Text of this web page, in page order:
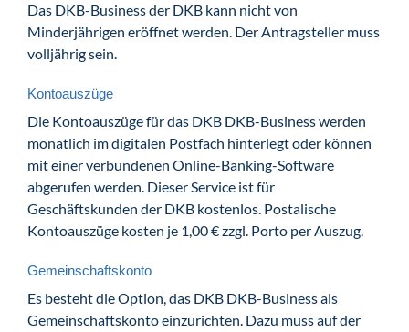
Das DKB-Business der DKB kann nicht von
Minderjährigen eröffnet werden. Der Antragsteller muss
volljährig sein.
Kontoauszüge
Die Kontoauszüge für das DKB DKB-Business werden
monatlich im digitalen Postfach hinterlegt oder können
mit einer verbundenen Online-Banking-Software
abgerufen werden. Dieser Service ist für
Geschäftskunden der DKB kostenlos. Postalische
Kontoauszüge kosten je 1,00 € zzgl. Porto per Auszug.
Gemeinschaftskonto
Es besteht die Option, das DKB DKB-Business als
Gemeinschaftskonto einzurichten. Dazu muss auf der